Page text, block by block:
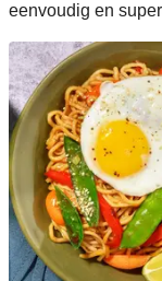
eenvoudig en